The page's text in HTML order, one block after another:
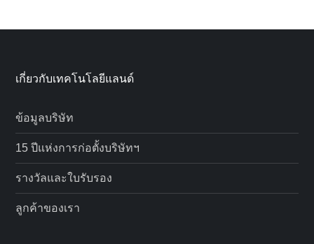
เกี่ยวกับเทคโนโลยีแลนด์
ข้อมูลบริษัท
15 ปีแห่งการก่อตั้งบริษัทฯ
รางวัลและใบรับรอง
ลูกค้าของเรา